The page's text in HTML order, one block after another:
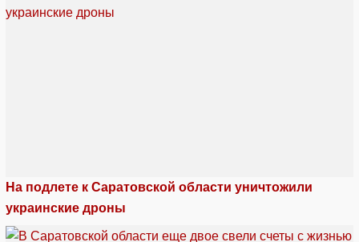
На подлете к Саратовской области уничтожили
украинские дроны